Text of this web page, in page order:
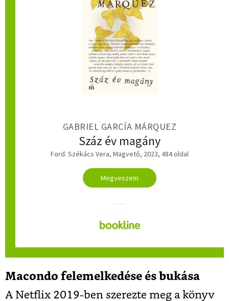
GABRIEL GARCÍA MÁRQUEZ
Száz év magány
Ford. Székács Vera, Magvető, 2023, 484 oldal
Megveszem
Macondo felemelkedése és bukása
A Netflix 2019-ben szerezte meg a könyv